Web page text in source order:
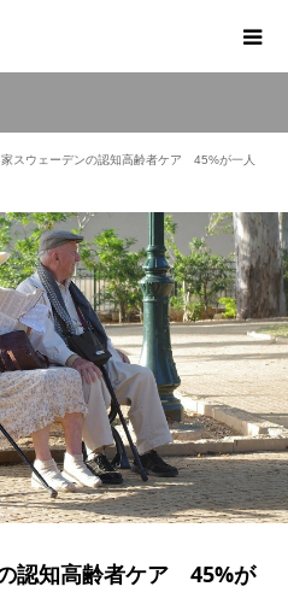
スウェーデンの認知高齢者ケア 45%が一人
認知高齢者ケア 45%が